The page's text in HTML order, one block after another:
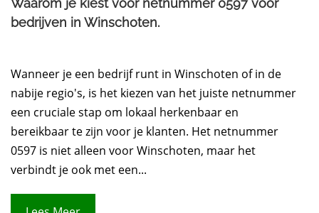
Waarom je kiest voor netnummer 0597 voor
bedrijven in Winschoten.​
Wanneer je een bedrijf runt in Winschoten of in de
nabije regio's, is het kiezen van het juiste netnummer
een cruciale stap om lokaal herkenbaar en
bereikbaar te zijn voor je klanten. Het netnummer
0597 is niet alleen voor Winschoten, maar het
verbindt je ook met een...